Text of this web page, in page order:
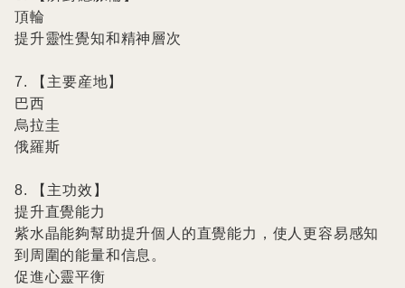
頂輪
提升靈性覺知和精神層次
7. 【主要産地】
巴西
烏拉圭
俄羅斯
8. 【主功效】
提升直覺能力
紫水晶能夠幫助提升個人的直覺能力，使人更容易感知
到周圍的能量和信息。
促進心靈平衡